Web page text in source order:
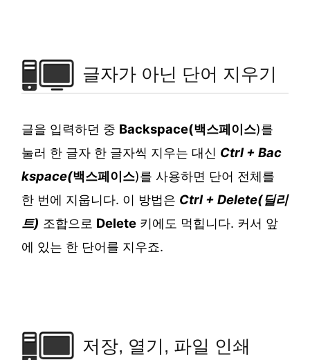
글자가 아닌 단어 지우기
글을 입력하던 중 Backspace(백스페이스)를
눌러 한 글자 한 글자씩 지우는 대신 Ctrl + Bac
kspace(백스페이스)를 사용하면 단어 전체를
한 번에 지웁니다. 이 방법은 Ctrl + Delete(딜리
트) 조합으로 Delete 키에도 먹힙니다. 커서 앞
에 있는 한 단어를 지우죠.
저장, 열기, 파일 인쇄